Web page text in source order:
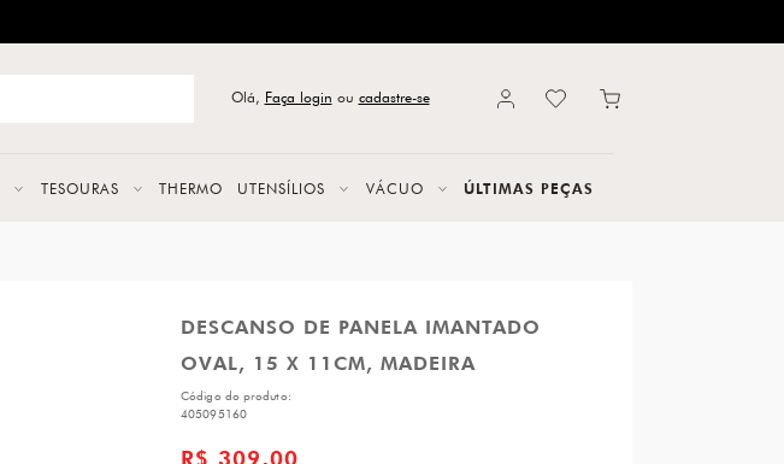
Olá, Faça login ou cadastre-se
TESOURAS THERMO UTENSÍLIOS VÁCUO ÚLTIMAS PEÇAS
DESCANSO DE PANELA IMANTADO
OVAL, 15 X 11CM, MADEIRA
Código do produto:
405095160
R$ 309,00